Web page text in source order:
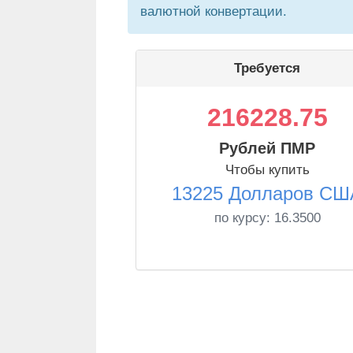
валютной конвертации.
Требуется
216228.75
Рублей ПМР
Чтобы купить
13225 Долларов
по курсу: 16.3500